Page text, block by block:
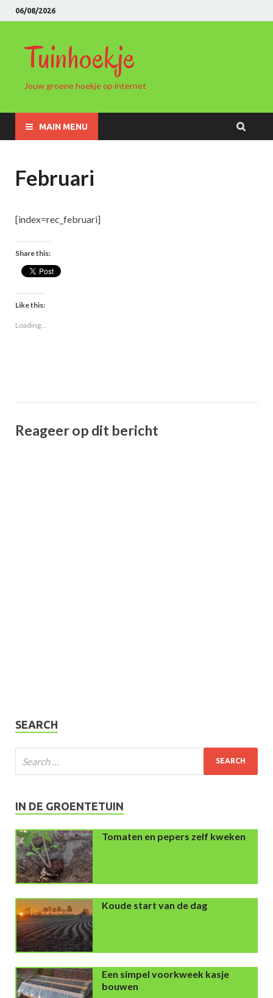
06/08/2026
Tuinhoekje
Jouw groene hoekje op internet
MAIN MENU
Februari
[index=rec_februari]
Share this:
Like this:
Loading...
Reageer op dit bericht
SEARCH
IN DE GROENTETUIN
Tomaten en pepers zelf kweken
Koude start van de dag
Een simpel voorkweek kasje
bouwen